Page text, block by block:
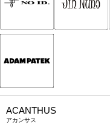
ACANTHUS
アカンサス